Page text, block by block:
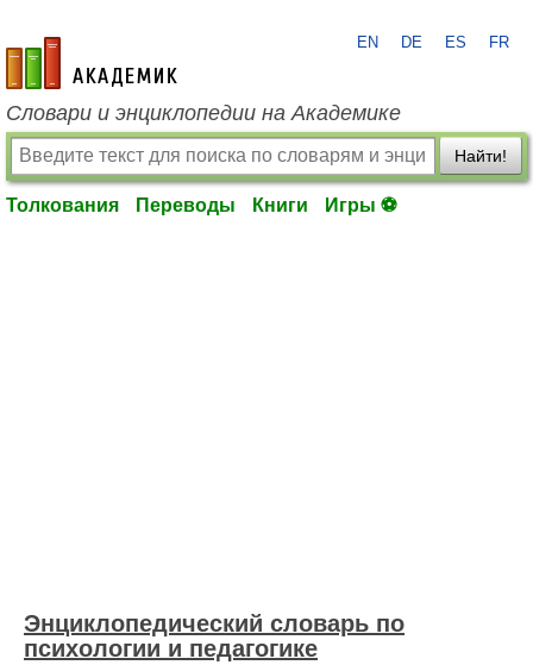
academic.ru
EN DE ES FR
Словари и энциклопедии на Академике
Найти!
Толкования Переводы Книги Игры ⚽
Энциклопедический словарь по
психологии и педагогике